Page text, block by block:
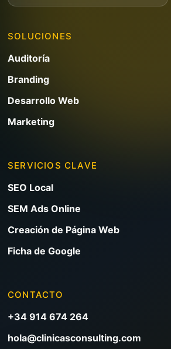
SOLUCIONES
Auditoría
Branding
Desarrollo Web
Marketing
SERVICIOS CLAVE
SEO Local
SEM Ads Online
Creación de Página Web
Ficha de Google
CONTACTO
+34 914 674 264
hola@clinicasconsulting.com